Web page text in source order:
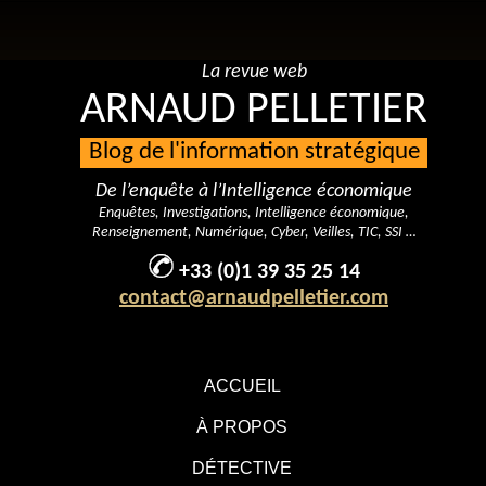
ACCUEIL
À PROPOS
DÉTECTIVE
La revue web
ARNAUD PELLETIER
Blog de l'information stratégique
De l’enquête à l’Intelligence économique
Enquêtes, Investigations, Intelligence économique,
Renseignement, Numérique, Cyber, Veilles, TIC, SSI …
+33 (0)1 39 35 25 14
contact@arnaudpelletier.com